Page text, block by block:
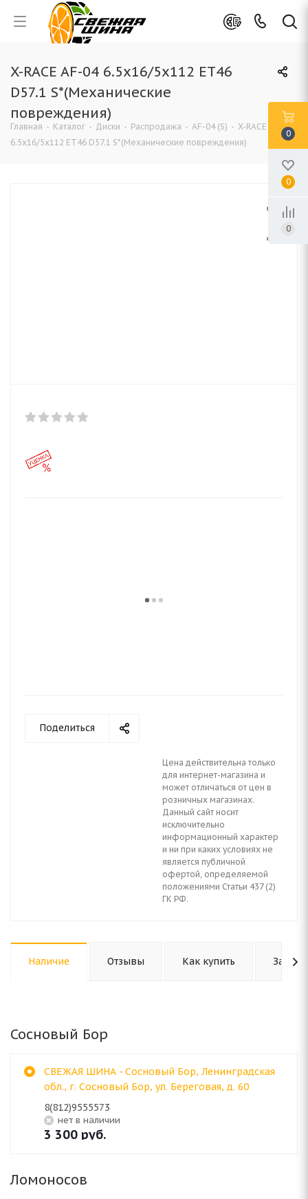
X-RACE AF-04 6.5x16/5x112 ET46
D57.1 S*(Механические
повреждения)
Главная - Каталог - Диски - Распродажа - AF-04 (S) - X-RACE AF-04
6.5x16/5x112 ET46 D57.1 S*(Механические повреждения)
Поделиться
Цена действительна только
для интернет-магазина и
может отличаться от цен в
розничных магазинах.
Данный сайт носит
исключительно
информационный характер
и ни при каких условиях не
является публичной
офертой, определяемой
положениями Статьи 437 (2)
ГК РФ.
Наличие Отзывы Как купить
Сосновый Бор
СВЕЖАЯ ШИНА - Сосновый Бор, Ленинградская
обл., г. Сосновый Бор, ул. Береговая, д. 60
8(812)9555573
Нет в наличии
3 300 руб.
Ломоносов
0
0
0